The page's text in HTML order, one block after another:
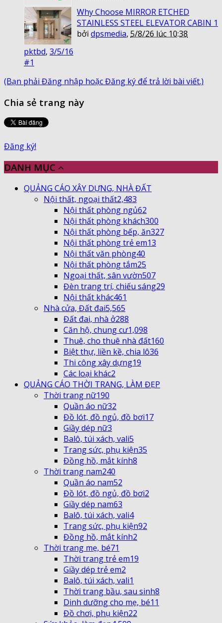
Why Choose MIRROR ETCHED
STAINLESS STEEL ELEVATOR CABIN 1
bởi dpsmedia, 5/8/26 lúc 10:38
pktbd, 3/5/16
#1
(Bạn phải Đăng nhập hoặc Đăng ký để trả lời bài viết.)
Chia sẻ trang này
Đăng ký!
DANH MỤC
QUẢNG CÁO XÂY DỰNG, NHÀ ĐẤT
Nội thất, ngoại thất2,483
Nội thất phòng ngủ62
Nội thất phòng khách300
Nội thất phòng bếp, ăn327
Nội thất phòng trẻ em13
Nội thất văn phòng40
Nội thất phòng tắm25
Ngoại thất, sân vườn507
Đèn trang trí, chiếu sáng29
Nội thất khác461
Nhà cửa, Đất đai5,565
Đất đai, nhà ở288
Căn hộ, chung cư1,098
Thuê, cho thuê nhà đất160
Biệt thự, liền kề, chia lô36
Thi công xây dựng19
Các loại khác2
QUẢNG CÁO THỜI TRANG, LÀM ĐẸP
Thời trang nữ190
Quần áo nữ32
Đồ lót, đồ ngủ, đồ bơi17
Giầy dép nữ3
Balô, túi xách, vali5
Trang sức, phụ kiện35
Đồng hồ, mắt kính8
Thời trang nam240
Quần áo nam52
Đồ lót, đồ ngủ, đồ bơi2
Giầy dép nam63
Balô, túi xách, vali4
Trang sức, phụ kiện92
Đồng hồ, mắt kính2
Thời trang mẹ, bé71
Thời trang trẻ em19
Giầy dép trẻ em2
Balô, túi xách, vali1
Thời trang bầu, sau sinh8
Dinh dưỡng cho mẹ, bé11
Đồ chơi, phụ kiện22